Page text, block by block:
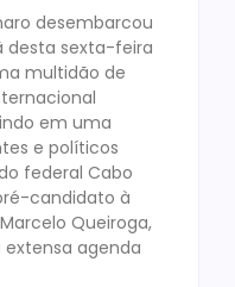
desembarcou
desta sexta-feira
multidão de
em uma
e políticos
federal Cabo
candidato à
Queiroga,
agenda